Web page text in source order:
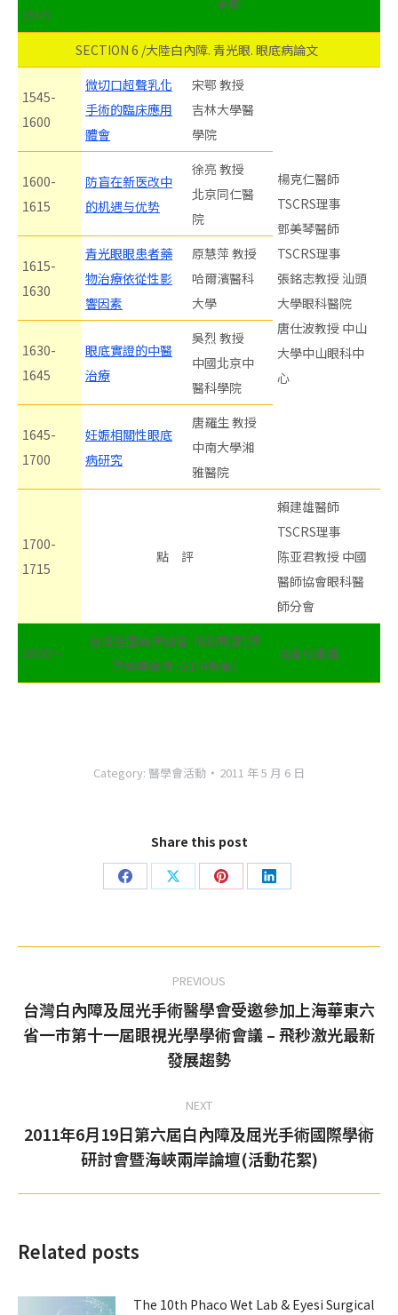
1545
SECTION 6 /大陸白內障. 青光眼. 眼底病論文
1545-
1600
微切口超聲乳化
手術的臨床應用
體會
宋鄂 教授
吉林大學醫
學院
楊克仁醫師
TSCRS理事
鄧美琴醫師
TSCRS理事
張銘志教授 汕頭
大學眼科醫院
唐仕波教授 中山
大學中山眼科中
心
1600-
1615
防盲在新医改中
的机遇与优势
徐亮 教授
北京同仁醫
院
1615-
1630
青光眼眼患者藥
物治療依從性影
響因素
原慧萍 教授
哈爾濱醫科
大學
1630-
1645
眼底實證的中醫
治療
吳烈 教授
中國北京中
醫科學院
1645-
1700
妊娠相關性眼底
病研究
唐羅生 教授
中南大學湘
雅醫院
1700-
1715
點 評
賴建雄醫師
TSCRS理事
陈亚君教授 中國
醫師協會眼科醫
師分會
1800～
台灣全國商業總會-惜別晚宴(張
榮發基金會-B1中餐廳)
協會秘書處
Category: 醫學會活動 2011 年 5 月 6 日
Share this post
Share
Facebook
Share
X
Share
Pinterest
Share
LinkedIn
PREVIOUS
Previous
post:
台灣白內障及屈光手術醫學會受邀參加上海華東六
省一市第十一屆眼視光學學術會議 – 飛秒激光最新
發展趨勢
NEXT
Next
post:
2011年6月19日第六屆白內障及屈光手術國際學術
研討會暨海峽兩岸論壇(活動花絮)
Related posts
The 10th Phaco Wet Lab & Eyesi Surgical